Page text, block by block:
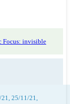
Focus: invisible
25/11/21,